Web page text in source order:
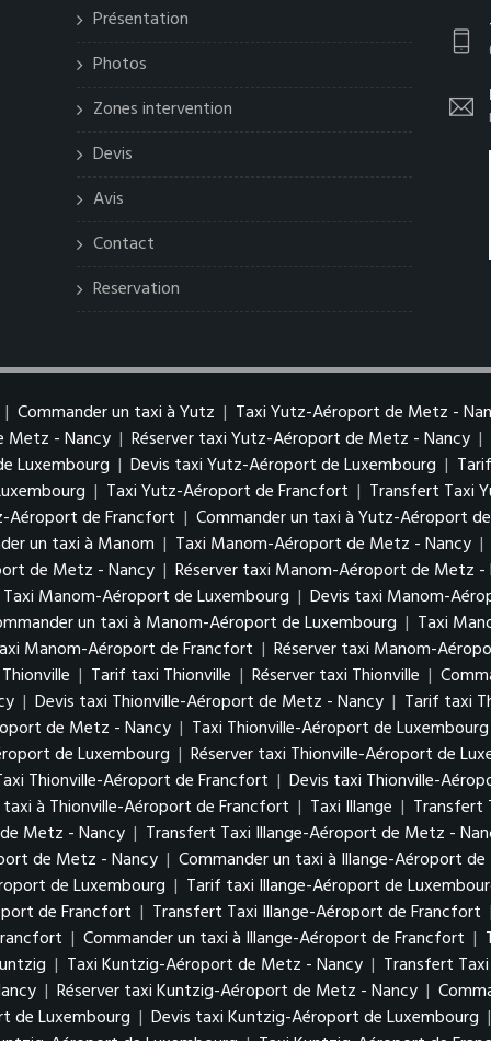
Présentation
Photos
Zones intervention
Devis
Avis
Contact
Reservation
| Commander un taxi à Yutz | Taxi Yutz-Aéroport de Metz -
Metz - Nancy | Réserver taxi Yutz-Aéroport de Metz - Nancy |
Luxembourg | Devis taxi Yutz-Aéroport de Luxembourg |
| Taxi Yutz-Aéroport de Francfort | Transfert Taxi
Aéroport de Francfort | Commander un taxi à Yutz-Aéroport
un taxi à Manom | Taxi Manom-Aéroport de Metz - Nancy |
de Metz - Nancy | Réserver taxi Manom-Aéroport de Metz -
Manom-Aéroport de Luxembourg | Devis taxi Manom-
un taxi à Manom-Aéroport de Luxembourg | Taxi
Manom-Aéroport de Francfort | Réserver taxi Manom-
| Tarif taxi Thionville | Réserver taxi Thionville |
| Devis taxi Thionville-Aéroport de Metz - Nancy | Tarif taxi
de Metz - Nancy | Taxi Thionville-Aéroport de Luxembourg
de Luxembourg | Réserver taxi Thionville-Aéroport de
Thionville-Aéroport de Francfort | Devis taxi Thionville-
à Thionville-Aéroport de Francfort | Taxi Illange | Transfert
Metz - Nancy | Transfert Taxi Illange-Aéroport de Metz -
de Metz - Nancy | Commander un taxi à Illange-Aéroport
de Luxembourg | Tarif taxi Illange-Aéroport de
de Francfort | Transfert Taxi Illange-Aéroport de Francfort |
| Commander un taxi à Illange-Aéroport de Francfort |
| Taxi Kuntzig-Aéroport de Metz - Nancy | Transfert
| Réserver taxi Kuntzig-Aéroport de Metz - Nancy |
de Luxembourg | Devis taxi Kuntzig-Aéroport de Luxembourg |